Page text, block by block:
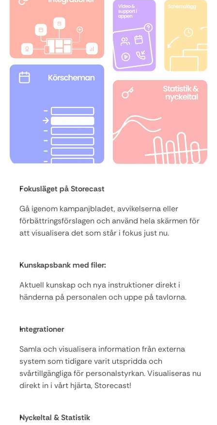
Fokusläget på Storecast
Gå igenom kampanjbladet, avvikelserna eller
förbättringsförslagen och använd hela skärmen för
att visualisera det som står i fokus just nu.
Kunskapsbank med filer:
Aktuell kunskap och nya instruktioner direkt i
händerna på personalen och uppe på tavlorna.
Integrationer
Samla och visualisera information från externa
system som tidigare varit utspridda och
svårtillgängliga för personalstyrkan. Visualiseras nu
direkt in i vårt hjärta, Storecast!
Nyckeltal & Statistik